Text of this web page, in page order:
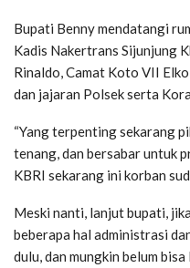
Bupati Benny mendatangi
Kadis Nakertrans Sijunjung
Rinaldo, Camat Koto VII
dan jajaran Polsek serta
“Yang terpenting sekarang
tenang, dan bersabar untuk
KBRI sekarang ini korban
Meski nanti, lanjut bupati,
beberapa hal administrasi
dulu, dan mungkin belum